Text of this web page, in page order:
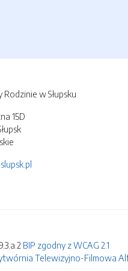
w Słupsku
15D
BIP zgodny z WCAG 2.1
Telewizyjno-Filmowa